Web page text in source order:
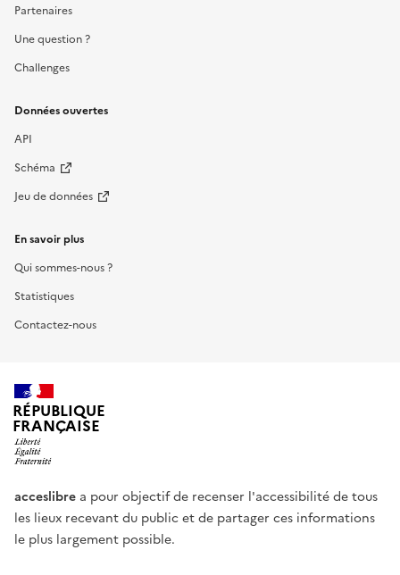
Partenaires
Une question ?
Challenges
Données ouvertes
API
Schéma
Jeu de données
En savoir plus
Qui sommes-nous ?
Statistiques
Contactez-nous
RÉPUBLIQUE
FRANÇAISE
acceslibre a pour objectif de recenser l'accessibilité de tous
les lieux recevant du public et de partager ces informations
le plus largement possible.